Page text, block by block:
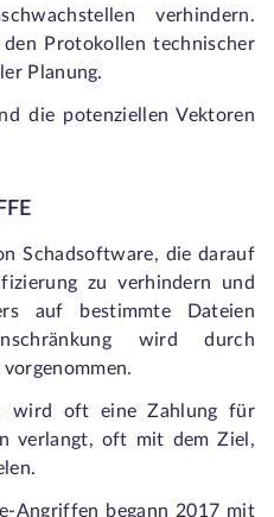
verhindern.
Protokollen technischer
Planung.
die potenziellen Vektoren
Schadsoftware, die darauf
zu verhindern und
auf bestimmte Dateien
wird durch
wird oft eine Zahlung für
verlangt, oft mit dem Ziel,
Angriffen begann 2017 mit